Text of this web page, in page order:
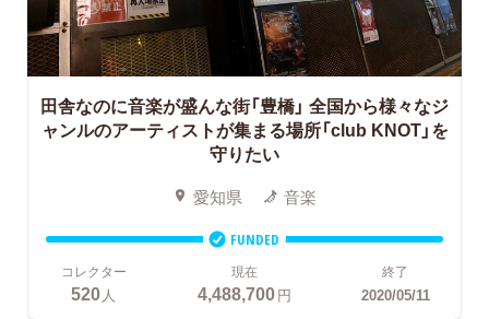
田舎なのに音楽が盛んな街「豊橋」 全国から様々なジ
ャンルのアーティストが集まる場所「club KNOT」を
守りたい
愛知県 音楽
FUNDED
コレクター
520人
現在
4,488,700円
終了
2020/05/11